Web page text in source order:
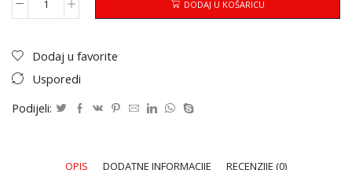
DODAJ U KOŠARICU
Dodaj u favorite
Usporedi
Podijeli:
OPIS DODATNE INFORMACIJE RECENZIJE (0)